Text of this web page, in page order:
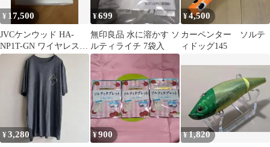
¥ 17,500
JVCケンウッド HA-
NP1T-GN ワイヤレスイ
ヤホン ソルティオリー
¥699
無印良品 水に溶かす ソ
ルティライチ 7袋入
¥4,500
カーペンター ソルテ
ィドッグ145
¥3,280 ¥900 ¥1,820